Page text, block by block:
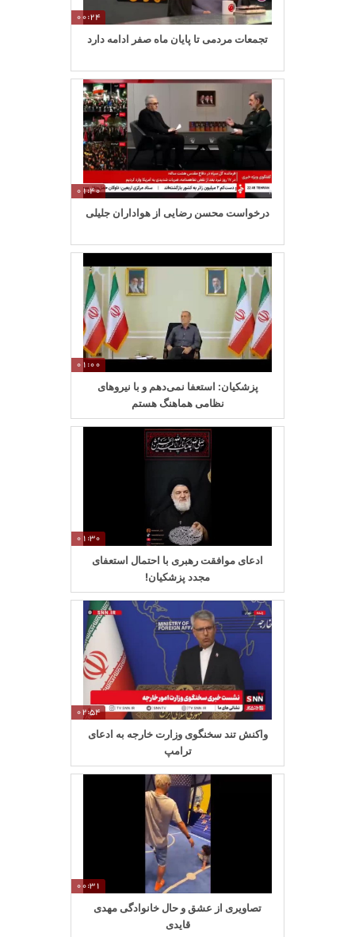
00:24
تجمعات مردمی تا پایان ماه صفر ادامه دارد
01:40
درخواست محسن رضایی از هواداران جلیلی
01:00
پزشکیان: استعفا نمی‌دهم و با نیروهای
نظامی هماهنگ هستم
01:30
ادعای موافقت رهبری با احتمال استعفای
مجدد پزشکیان!
02:54
واکنش تند سخنگوی وزارت خارجه به ادعای
ترامپ
00:31
تصاویری از عشق و حال خانوادگی مهدی
قایدی